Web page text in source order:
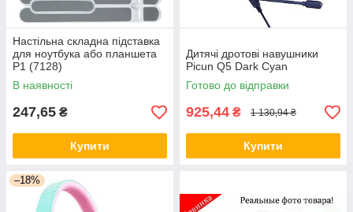
Настільна складна підставка
для ноутбука або планшета
P1 (7128)
В наявності
247,65 ₴
Купити
Дитячі дротові навушники
Picun Q5 Dark Cyan
Готово до відправки
925,44 ₴ 1 130,94 ₴
Купити
–18%